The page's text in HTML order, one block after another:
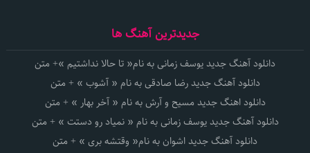
جدیدترین آهنگ ها
دانلود آهنگ جدید یوسف زمانی به نام« تا حالا نداشتیم »+ متن
دانلود آهنگ جدید رضا صادقی به نام « آشوب » + متن
دانلود اهنگ جدید مسیح و آرش به نام « آخر بهار » + متن
دانلود آهنگ جدید یوسف زمانی به نام « نمیاد رو دستت » + متن
دانلود آهنگ جدید اشوان به نام« وقتشه بری » + متن